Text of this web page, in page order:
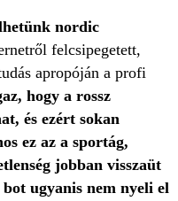
nordic
felcsipegetett,
apropóján a profi
hogy a rossz
és ezért sokan
ez az a sportág,
jobban visszaüt
ugyanis nem nyeli el